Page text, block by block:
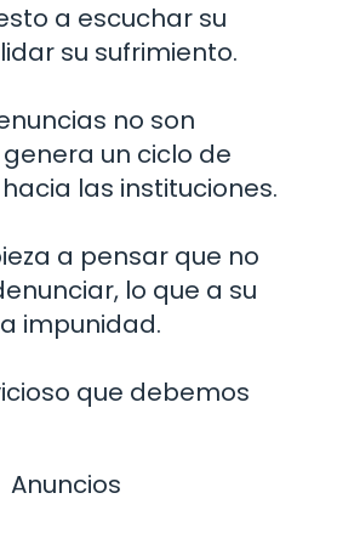
a escuchar su
su sufrimiento.
no son
un ciclo de
las instituciones.
a pensar que no
lo que a su
impunidad.
que debemos
Anuncios